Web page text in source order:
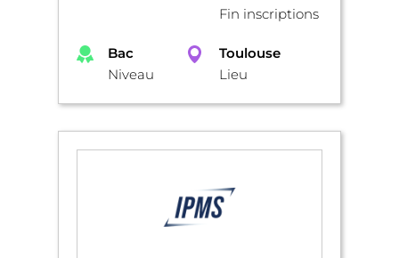
Fin inscriptions
Bac
Niveau
Toulouse
Lieu